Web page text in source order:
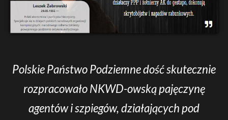
Polskie Państwo Podziemne dość skutecznie
rozpracowało NKWD-owską pajęczynę
agentów i szpiegów, działających pod